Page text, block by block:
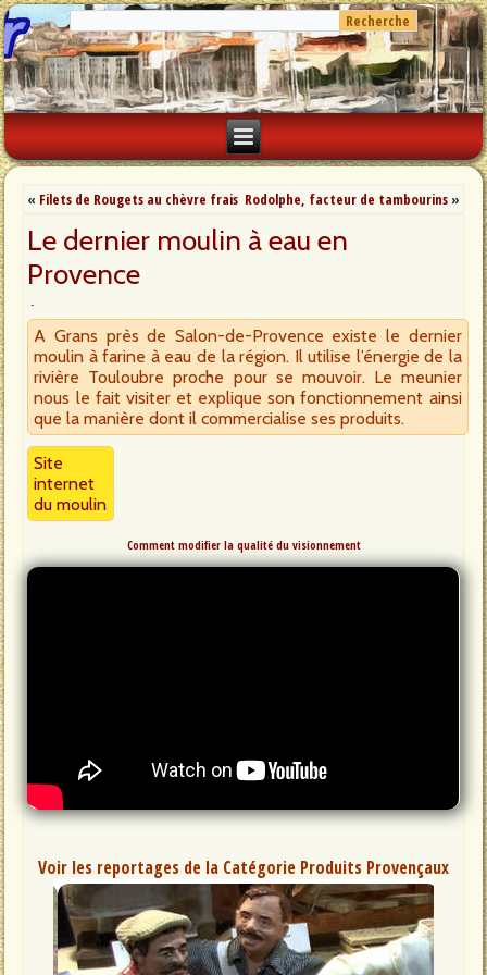
« Filets de Rougets au chèvre frais Rodolphe, facteur de tambourins»
Le dernier moulin à eau en
Provence
A Grans près de Salon-de-Provence existe le dernier
moulin à farine à eau de la région. Il utilise l’énergie de la
rivière Touloubre proche pour se mouvoir. Le meunier
nous le fait visiter et explique son fonctionnement ainsi
que la manière dont il commercialise ses produits.
Site
internet
du moulin
Comment modifier la qualité du visionnement
Voir les reportages de la Catégorie Produits Provençaux